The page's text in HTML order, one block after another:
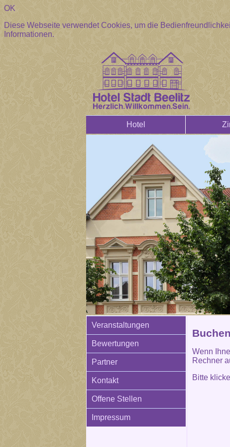
OK
Diese Webseite verwendet Cookies, um die
Informationen.
Hotel
Veranstaltungen
Bewertungen
Partner
Kontakt
Offene Stellen
Impressum
Wenn
Rechner
Bitte